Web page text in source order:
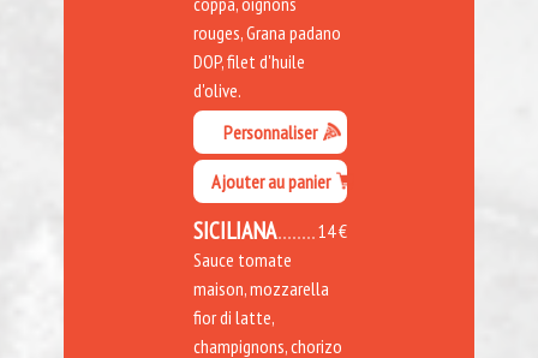
rouges, Grana padano
DOP, filet d'huile
d'olive.
Personnaliser
Ajouter au panier
14 €
SICILIANA
Sauce tomate
maison, mozzarella
fior di latte,
champignons, chorizo